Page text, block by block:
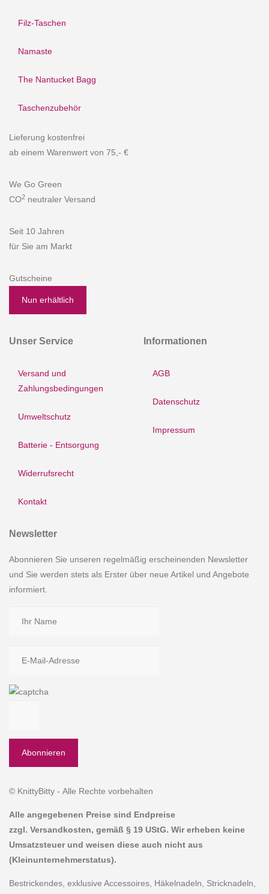
Filz-Taschen
Namaste
The Nantucket Bagg
Taschenzubehör
Lieferung kostenfrei
ab einem Warenwert von 75,- €
We Go Green
CO2 neutraler Versand
Seit 10 Jahren
für Sie am Markt
Gutscheine
Nun erhältlich
Unser Service
Versand und
Zahlungsbedingungen
Umweltschutz
Batterie - Entsorgung
Widerrufsrecht
Kontakt
Informationen
AGB
Datenschutz
Impressum
Newsletter
Abonnieren Sie unseren regelmäßig erscheinenden Newsletter
und Sie werden stets als Erster über neue Artikel und Angebote
informiert.
© KnittyBitty - Alle Rechte vorbehalten
Alle angegebenen Preise sind Endpreise
zzgl. Versandkosten, gemäß § 19 UStG. Wir erheben keine
Umsatzsteuer und weisen diese auch nicht aus
(Kleinunternehmerstatus).
Bestrickendes, exklusive Accessoires, Häkelnadeln, Stricknadeln,